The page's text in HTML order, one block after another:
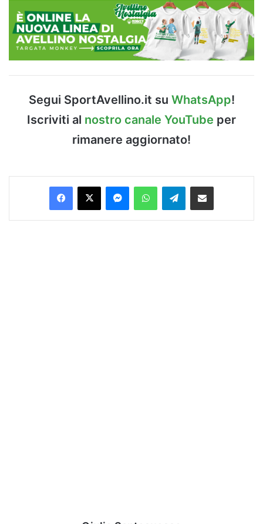
Segui SportAvellino.it su WhatsApp!
Iscriviti al nostro canale YouTube per
rimanere aggiornato!
Facebook
X MessengerWhatsAppTelegramCondividi via Email